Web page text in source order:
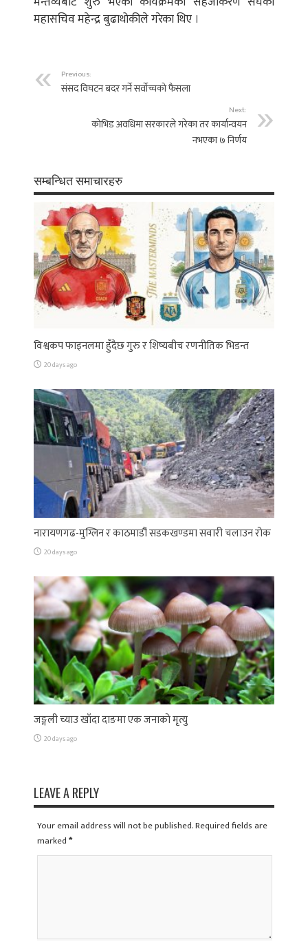
महासचिव महेन्द्र बुढाथोकीले गरेका थिए ।
Previous:
संसद विघटन बदर गर्ने सर्वोच्चको फैसला
Next:
कोभिड अवधिमा सरकारले गरेका तर कार्यान्वयन
नभएका ७ निर्णय
सम्बन्धित समाचारहरु
विश्वकप फाइनलमा हुँदैछ गुरु र शिष्यबीच रणनीतिक भिडन्त
20 days ago
नारायणगढ-मुग्लिन र काठमाडौं सडकखण्डमा सवारी चलाउन रोक
20 days ago
जङ्गली च्याउ खाँदा दाङमा एक जनाको मृत्यु
20 days ago
LEAVE A REPLY
Your email address will not be published. Required fields are
marked*